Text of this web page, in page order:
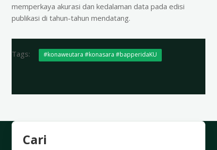
memperkaya akurasi dan kedalaman data pada edisi
publikasi di tahun-tahun mendatang.
Tags: #konaweutara #konasara #bapperidaKU
Cari